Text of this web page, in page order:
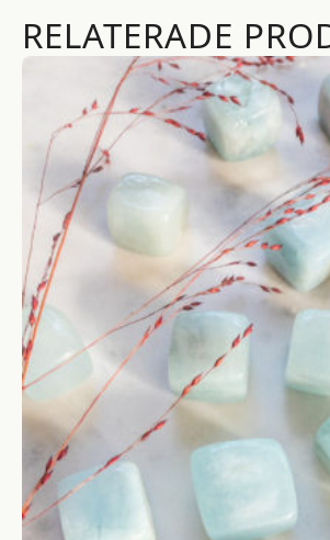
RELATERADE